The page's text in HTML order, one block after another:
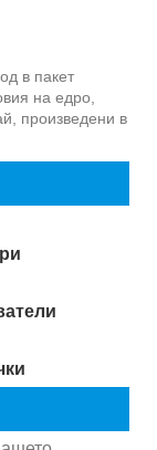
в пакет
на едро,
произведени в